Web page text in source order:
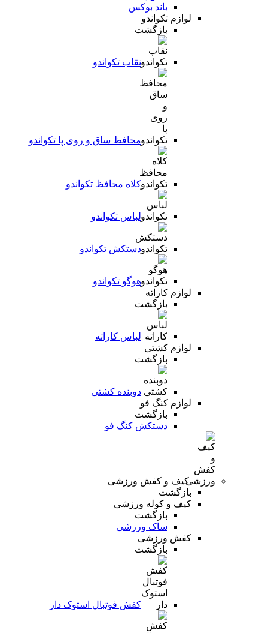
باند بوکس
لوازم تکواندو
بازگشت
نقاب تکواندو
محافظ ساق و روی پا تکواندو
کلاه محافظ تکواندو
لباس تکواندو
دستکش تکواندو
هوگو تکواندو
لوازم کاراته
بازگشت
لباس کاراته
لوازم کشتی
بازگشت
دوبنده کشتی
لوازم کنگ فو
بازگشت
دستکش کنگ فو
کیف و کفش ورزشی
بازگشت
کیف و کوله ورزشی
بازگشت
ساک ورزشی
کفش ورزشی
بازگشت
کفش فوتبال استوک دار